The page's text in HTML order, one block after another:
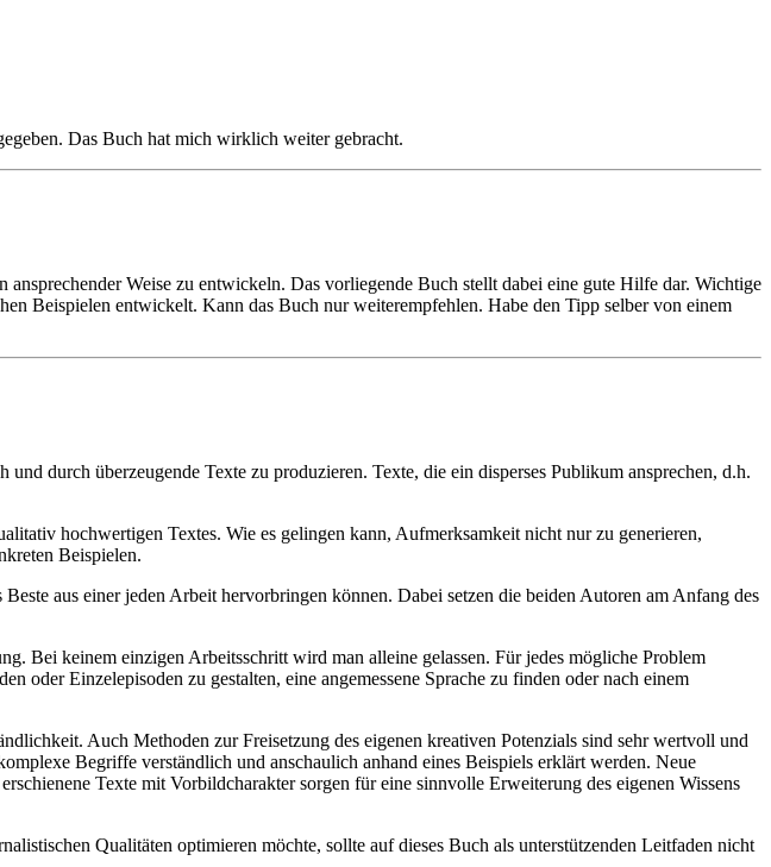
Das Buch hat mich wirklich weiter gebracht.
Weise zu entwickeln. Das vorliegende Buch stellt dabei eine gute Hilfe dar. Wichtige
Beispielen entwickelt. Kann das Buch nur weiterempfehlen. Habe den Tipp selber von einem
durch überzeugende Texte zu produzieren. Texte, die ein disperses Publikum ansprechen, d.h.
hochwertigen Textes. Wie es gelingen kann, Aufmerksamkeit nicht nur zu generieren,
Beispielen.
aus einer jeden Arbeit hervorbringen können. Dabei setzen die beiden Autoren am Anfang des
Bei keinem einzigen Arbeitsschritt wird man alleine gelassen. Für jedes mögliche Problem
Einzelepisoden zu gestalten, eine angemessene Sprache zu finden oder nach einem
Auch Methoden zur Freisetzung des eigenen kreativen Potenzials sind sehr wertvoll und
Begriffe verständlich und anschaulich anhand eines Beispiels erklärt werden. Neue
Texte mit Vorbildcharakter sorgen für eine sinnvolle Erweiterung des eigenen Wissens
Qualitäten optimieren möchte, sollte auf dieses Buch als unterstützenden Leitfaden nicht